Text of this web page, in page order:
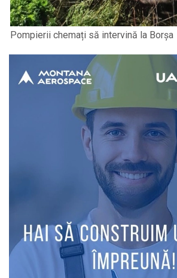
Pompierii chemați să intervină la Borșa